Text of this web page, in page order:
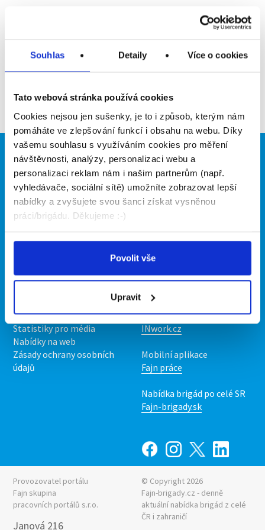
Souhlas Detaily Více o cookies
Tato webová stránka používá cookies
Cookies nejsou jen sušenky, je to i způsob, kterým nám
pomáháte ve zlepšování funkcí i obsahu na webu. Díky
vašemu souhlasu s využíváním cookies pro měření
návštěvnosti, analýzy, personalizaci webu a
personalizaci reklam nám i našim partnerům (např.
vyhledávače, sociální sítě) umožníte zobrazovat lepší
nabídky a zvyšujete svou šanci získat vysněnou
práci/brigádu. Děkujeme :-)
Povolit vše
Upravit
Zpět
Brigádníci
Články
Hledané brigády
Firmy
Vložit inzerát
Ceník
Kontakt
Upravit předvolby cookies
Statistiky pro média
Nabídky na web
Zásady ochrany osobních
údajů
Naše další projekty
Mobilní aplikace
Nabídka práce z celé ČR
INwork.cz
Mobilní aplikace
Fajn práce
Nabídka brigád po celé SR
Fajn-brigady.sk
Provozovatel portálu
Fajn skupina
pracovních portálů s.r.o.
Janová 216
© Copyright 2026
Fajn-brigady.cz - denně
aktuální nabídka brigád z celé
ČR i zahraničí